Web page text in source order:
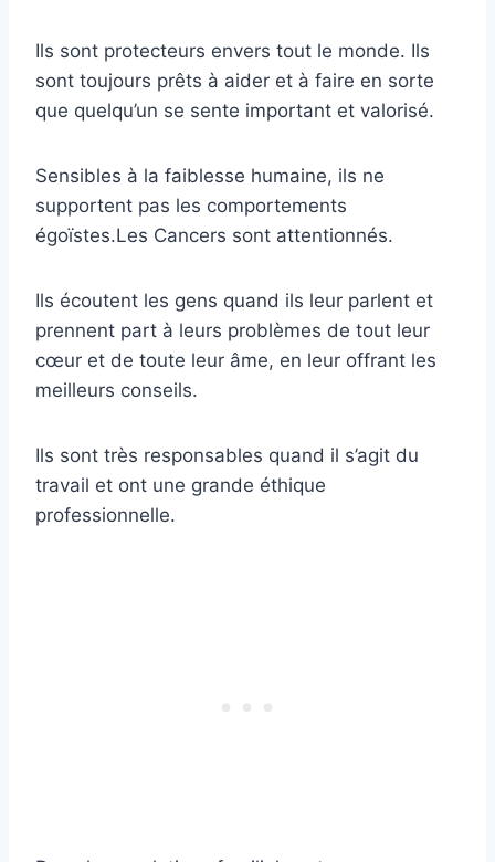
Ils sont protecteurs envers tout le monde. Ils
sont toujours prêts à aider et à faire en sorte
que quelqu’un se sente important et valorisé.
Sensibles à la faiblesse humaine, ils ne
supportent pas les comportements
égoïstes.Les Cancers sont attentionnés.
Ils écoutent les gens quand ils leur parlent et
prennent part à leurs problèmes de tout leur
cœur et de toute leur âme, en leur offrant les
meilleurs conseils.
Ils sont très responsables quand il s’agit du
travail et ont une grande éthique
professionnelle.